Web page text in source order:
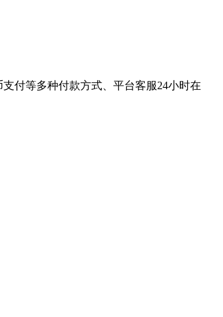
付等多种付款方式、平台客服24小时在